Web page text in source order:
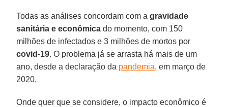
Todas as análises concordam com agravidade
sanitária e econômica do momento, com 150
milhões de infectados e 3 milhões de mortos por
covid-19. O problema já se arrasta há mais de um
ano, desde a declaração da pandemia, em março de
2020.
Onde quer que se considere, o impacto econômico é